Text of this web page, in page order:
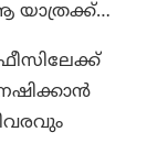
യാത്രക്ക്…